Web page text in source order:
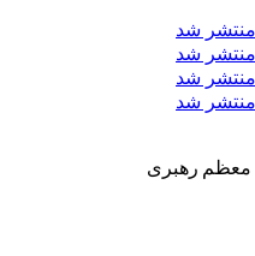
شد
شد
شد
شد
معظم رهبری